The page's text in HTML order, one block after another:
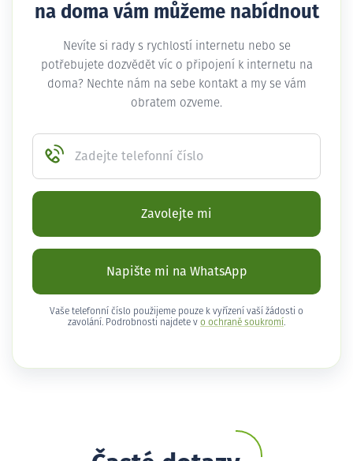
na doma vám můžeme nabídnout
Nevíte si rady s rychlostí internetu nebo se
potřebujete dozvědět víc o připojení k internetu na
doma? Nechte nám na sebe kontakt a my se vám
obratem ozveme.
Zadejte telefonní číslo
Zavolejte mi
Napište mi na WhatsApp
Vaše telefonní číslo použijeme pouze k vyřízení vaší žádosti o
zavolání. Podrobnosti najdete v o ochraně soukromí .